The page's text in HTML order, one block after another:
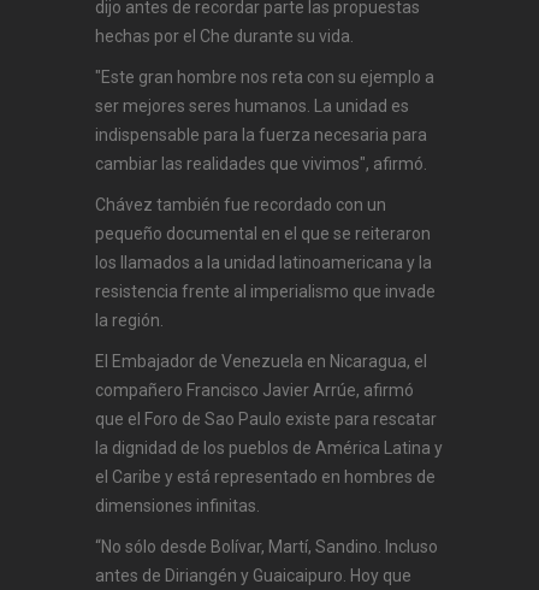
dijo antes de recordar parte las propuestas
hechas por el Che durante su vida.
"Este gran hombre nos reta con su ejemplo a
ser mejores seres humanos. La unidad es
indispensable para la fuerza necesaria para
cambiar las realidades que vivimos", afirmó.
Chávez también fue recordado con un
pequeño documental en el que se reiteraron
los llamados a la unidad latinoamericana y la
resistencia frente al imperialismo que invade
la región.
El Embajador de Venezuela en Nicaragua, el
compañero Francisco Javier Arrúe, afirmó
que el Foro de Sao Paulo existe para rescatar
la dignidad de los pueblos de América Latina y
el Caribe y está representado en hombres de
dimensiones infinitas.
“No sólo desde Bolívar, Martí, Sandino. Incluso
antes de Diriangén y Guaicaipuro. Hoy que